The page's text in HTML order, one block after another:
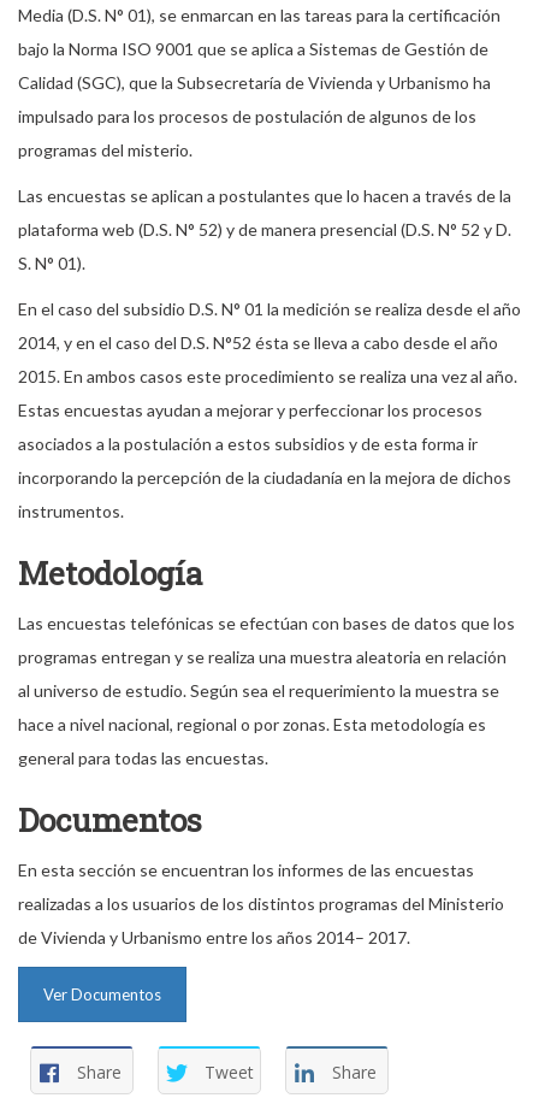
Media (D.S. N° 01), se enmarcan en las tareas para la certificación
bajo la Norma ISO 9001 que se aplica a Sistemas de Gestión de
Calidad (SGC), que la Subsecretaría de Vivienda y Urbanismo ha
impulsado para los procesos de postulación de algunos de los
programas del misterio.
Las encuestas se aplican a postulantes que lo hacen a través de la
plataforma web (D.S. N° 52) y de manera presencial (D.S. N° 52 y D.
S. N° 01).
En el caso del subsidio D.S. N° 01 la medición se realiza desde el año
2014, y en el caso del D.S. N°52 ésta se lleva a cabo desde el año
2015. En ambos casos este procedimiento se realiza una vez al año.
Estas encuestas ayudan a mejorar y perfeccionar los procesos
asociados a la postulación a estos subsidios y de esta forma ir
incorporando la percepción de la ciudadanía en la mejora de dichos
instrumentos.
Metodología
Las encuestas telefónicas se efectúan con bases de datos que los
programas entregan y se realiza una muestra aleatoria en relación
al universo de estudio. Según sea el requerimiento la muestra se
hace a nivel nacional, regional o por zonas. Esta metodología es
general para todas las encuestas.
Documentos
En esta sección se encuentran los informes de las encuestas
realizadas a los usuarios de los distintos programas del Ministerio
de Vivienda y Urbanismo entre los años 2014– 2017.
Ver Documentos
Share Tweet Share